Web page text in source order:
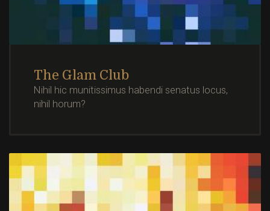
The Glam Club
Nihil hic munitissimus habendi senatus locus,
nihil horum?